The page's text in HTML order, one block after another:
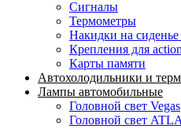
Сигналы
Термометры
Накидки на
Крепления для
Карты памяти
Автохолодильники и
Лампы автомобильные
Головной свет Vegas
Головной свет